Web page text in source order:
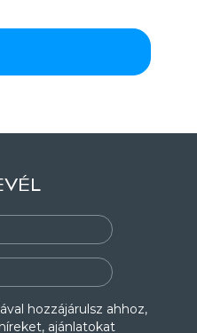
hozzájárulsz ahhoz,
ajánlatokat